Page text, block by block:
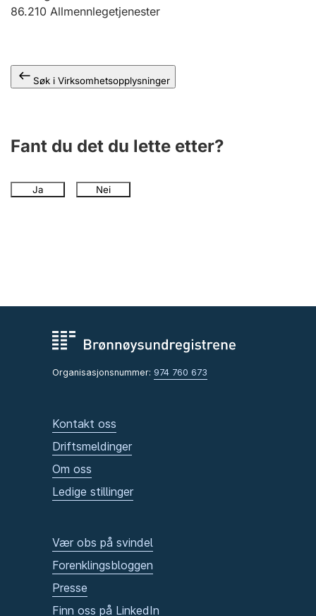
86.210 Allmennlegetjenester
Søk i Virksomhetsopplysninger
Fant du det du lette etter?
Ja Nei
Organisasjonsnummer: 974 760 673
Kontakt oss
Driftsmeldinger
Om oss
Ledige stillinger
Vær obs på svindel
Forenklingsbloggen
Presse
Finn oss på LinkedIn